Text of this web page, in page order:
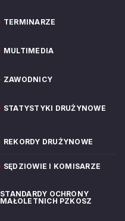
TERMINARZE
MULTIMEDIA
ZAWODNICY
STATYSTYKI DRUŻYNOWE
REKORDY DRUŻYNOWE
SĘDZIOWIE I KOMISARZE
STANDARDY OCHRONY
MAŁOLETNICH PZKOSZ